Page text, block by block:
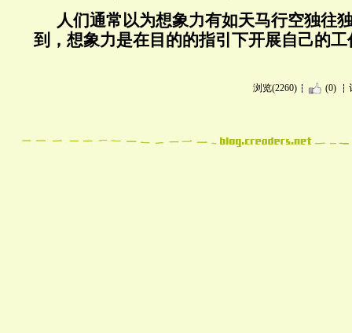
人们通常以为想象力有如天马行空独往
到，想象力是在目的的指引下开展自己的工
浏览(2260) (0)